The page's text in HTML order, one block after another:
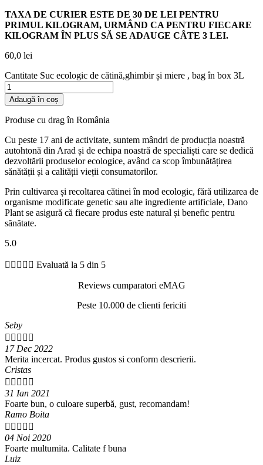
TAXA DE CURIER ESTE DE 30 DE LEI PENTRU
PRIMUL KILOGRAM, URMÂND CA PENTRU FIECARE
KILOGRAM ÎN PLUS SĂ SE ADAUGE CÂTE 3 LEI.
60,0 lei
Cantitate Suc ecologic de cătină,ghimbir și miere , bag în box 3L
Adaugă în coș
Produse cu drag în România
Cu peste 17 ani de activitate, suntem mândri de producția noastră
autohtonă din Arad și de echipa noastră de specialiști care se dedică
dezvoltării produselor ecologice, având ca scop îmbunătățirea
sănătății și a calității vieții consumatorilor.
Prin cultivarea și recoltarea cătinei în mod ecologic, fără utilizarea de
organisme modificate genetic sau alte ingrediente artificiale, Dano
Plant se asigură că fiecare produs este natural și benefic pentru
sănătate.
5.0
     Evaluată la 5 din 5
Reviews cumparatori eMAG
Peste 10.000 de clienti fericiti
Seby
    
17 Dec 2022
Merita incercat. Produs gustos si conform descrierii.
Cristas
    
31 Ian 2021
Foarte bun, o culoare superbă, gust, recomandam!
Ramo Boita
    
04 Noi 2020
Foarte multumita. Calitate f buna
Luiz